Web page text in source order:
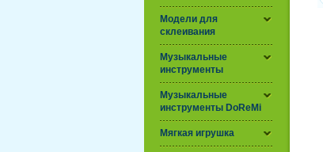
Модели для
склеивания
Музыкальные
инструменты
Музыкальные
инструменты DoReMi
Мягкая игрушка